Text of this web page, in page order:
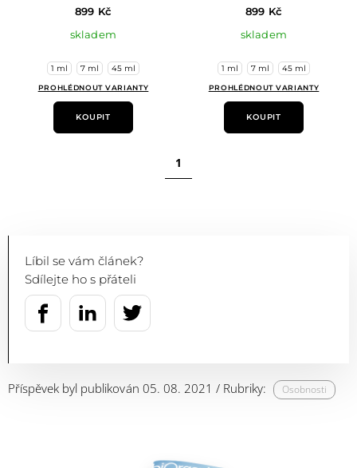
899 Kč
skladem
1 ml 7 ml 45 ml
PROHLÉDNOUT VARIANTY
KOUPIT
899 Kč
skladem
1 ml 7 ml 45 ml
PROHLÉDNOUT VARIANTY
KOUPIT
1
Líbil se vám článek?
Sdílejte ho s přáteli
Příspěvek byl publikován 05. 08. 2021 / Rubriky: Osobnosti